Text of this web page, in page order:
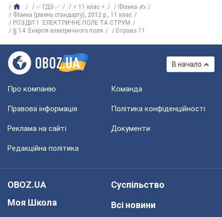
✅ ГДЗ ✅ ⚡ 11 клас ⚡
Фізика ✍
Фізика (рівень стандарту), 2012 р., 11 клас
РОЗДІЛ 1. ЕЛЕКТРИЧНЕ ПОЛЕ ТА СТРУМ
§ 14. Енергія електричного поля
Вправа 11
В начало
Про компанію Команда
Правова інформація Політика конфіденційності
Реклама на сайті Документи
Редакційна політика
OBOZ.UA
Моя Школа
Суспільство
Всі новини